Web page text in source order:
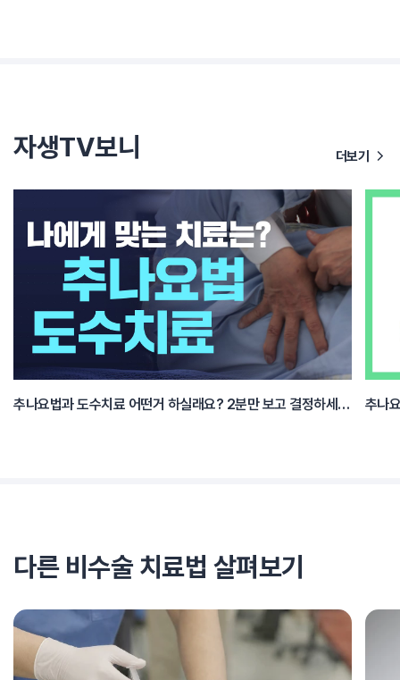
자생TV보니 더보기
추나요법과 도수치료 어떤거 하실래요? 2분만 보고 결정하세요.
다른 비수술 치료법 살펴보기